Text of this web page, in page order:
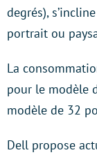
degrés),
portrait ou
La
pour le modèle
modèle de 32
Dell propose